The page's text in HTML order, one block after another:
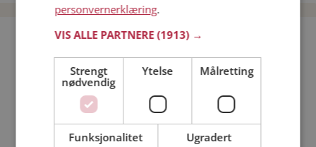
Bli medlem gratis!
Jeg er en:
personvernerklæring.
VIS ALLE PARTNERE(1913) →
Strengt
nødvendig
Ytelse Målretting
Funksjonalitet Ugradert